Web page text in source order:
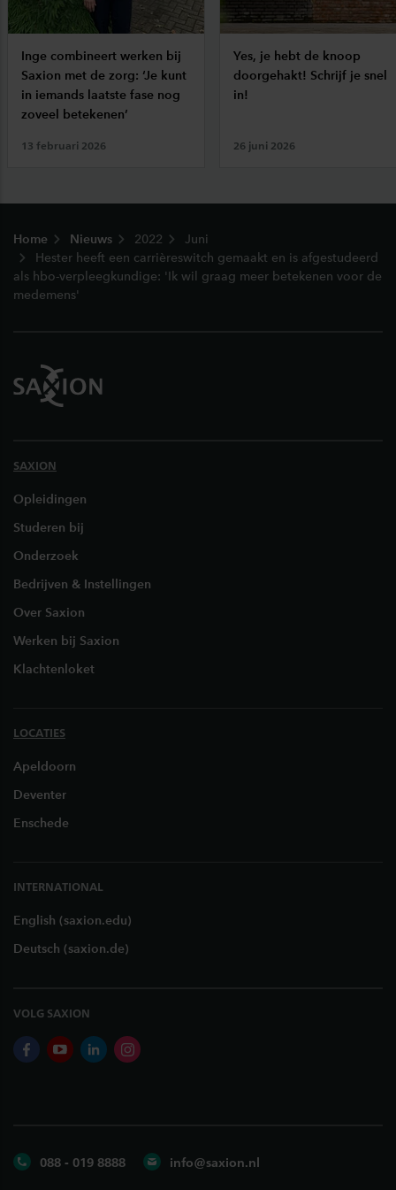
Inge combineert werken bij
Saxion met de zorg: ‘Je kunt
in iemands laatste fase nog
zoveel betekenen’
13 februari 2026
Yes, je hebt de knoop
doorgehakt! Schrijf je snel
in!
26 juni 2026
Home Nieuws 2022
Juni
Hester heeft een carrièreswitch gemaakt en is afgestudeerd
als hbo-verpleegkundige: 'Ik wil graag meer betekenen voor de
medemens'
SAXION
Opleidingen
Studeren bij
Onderzoek
Bedrijven & Instellingen
Over Saxion
Werken bij Saxion
Klachtenloket
LOCATIES
Apeldoorn
Deventer
Enschede
INTERNATIONAL
English (saxion.edu)
Deutsch (saxion.de)
VOLG SAXION
facebookyoutubelinkedininstagram
088 - 019 8888 info@saxion.nl